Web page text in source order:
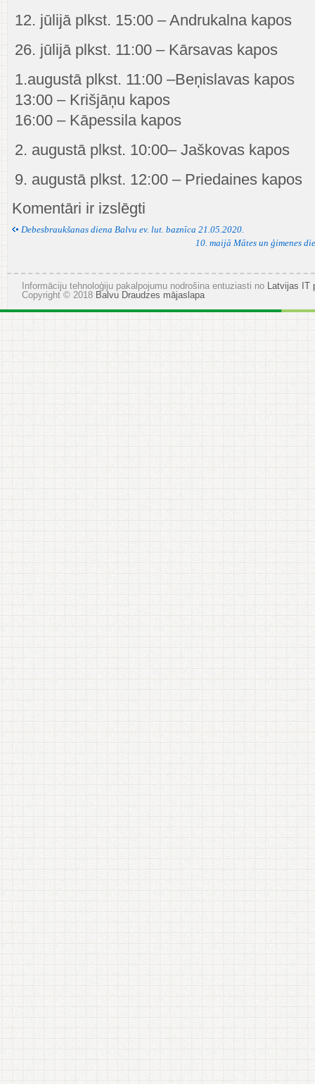
12. jūlijā plkst. 15:00 – Andrukalna kapos
26. jūlijā plkst. 11:00 – Kārsavas kapos
1.augustā plkst. 11:00 –Beņislavas kapos
13:00 – Krišjāņu kapos
16:00 – Kāpessila kapos
2. augustā plkst. 10:00– Jaškovas kapos
9. augustā plkst. 12:00 – Priedaines kapos
Komentāri ir izslēgti
BALVU,
EV.
LUT.
DRAUDZĒS
2020
Debesbraukšanas diena Balvu ev. lut. baznīca 21.05.2020.
10. maijā Mātes un ģimenes
Informāciju tehnoloģiju pakalpojumu nodrošina entuziasti no Latvijas IT
Copyright © 2018 Balvu Draudzes mājaslapa